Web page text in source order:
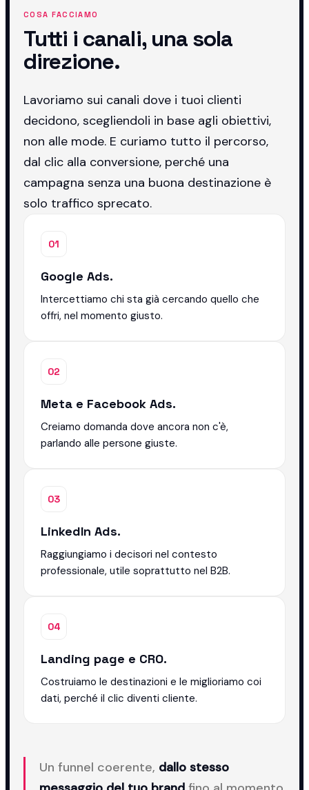
COSA FACCIAMO
Tutti i canali, una sola
direzione.
Lavoriamo sui canali dove i tuoi clienti
decidono, scegliendoli in base agli obiettivi,
non alle mode. E curiamo tutto il percorso,
dal clic alla conversione, perché una
campagna senza una buona destinazione è
solo traffico sprecato.
01
Google Ads.
Intercettiamo chi sta già cercando quello che
offri, nel momento giusto.
02
Meta e Facebook Ads.
Creiamo domanda dove ancora non c'è,
parlando alle persone giuste.
03
LinkedIn Ads.
Raggiungiamo i decisori nel contesto
professionale, utile soprattutto nel B2B.
04
Landing page e CRO.
Costruiamo le destinazioni e le miglioriamo coi
dati, perché il clic diventi cliente.
Un funnel coerente, dallo stesso